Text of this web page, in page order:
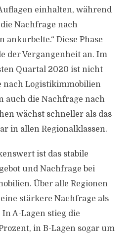
einhalten, während
Nachfrage nach
Diese Phase
der Vergangenheit an. Im
Quartal 2020 ist nicht
nach Logistikimmobilien
auch die Nachfrage nach
wächst schneller als das
in allen Regionalklassen.
ist das stabile
und Nachfrage bei
Über alle Regionen
stärkere Nachfrage als
A-Lagen stieg die
in B-Lagen sogar um